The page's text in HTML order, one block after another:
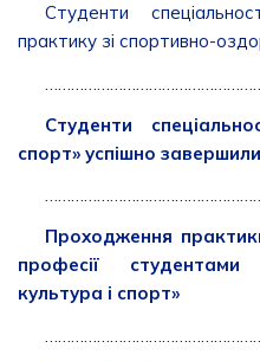
Студенти
практику зі спортивно-
Студенти
спорт» успішно
Проходження
професії студентами
культура і спорт»